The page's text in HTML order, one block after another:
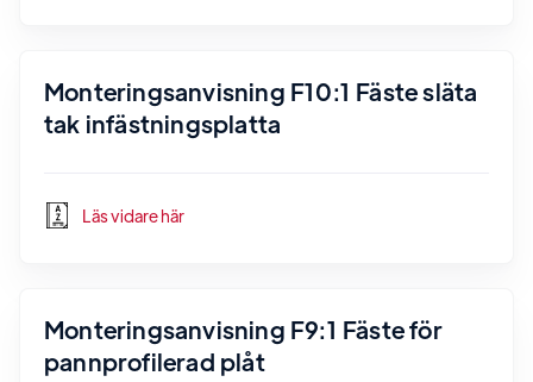
Monteringsanvisning F10:1 Fäste släta
tak infästningsplatta
Läs vidare här
Monteringsanvisning F9:1 Fäste för
pannprofilerad plåt